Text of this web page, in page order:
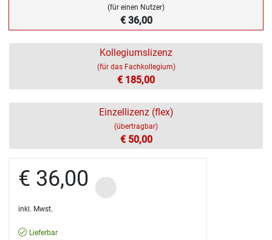
(für einen Nutzer)
€ 36,00
Kollegiumslizenz
(für das Fachkollegium)
€ 185,00
Einzellizenz (flex)
(übertragbar)
€ 50,00
€ 36,00
inkl. Mwst.
Lieferbar